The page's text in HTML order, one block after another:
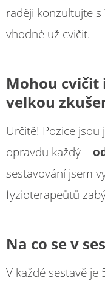
raději konzultujte s
vhodné už cvičit.
Mohou cvičit
velkou
Určitě! Pozice
opravdu každý –
sestavování jsem
fyzioterapeůtů
Na co se v
V každé sestavě je